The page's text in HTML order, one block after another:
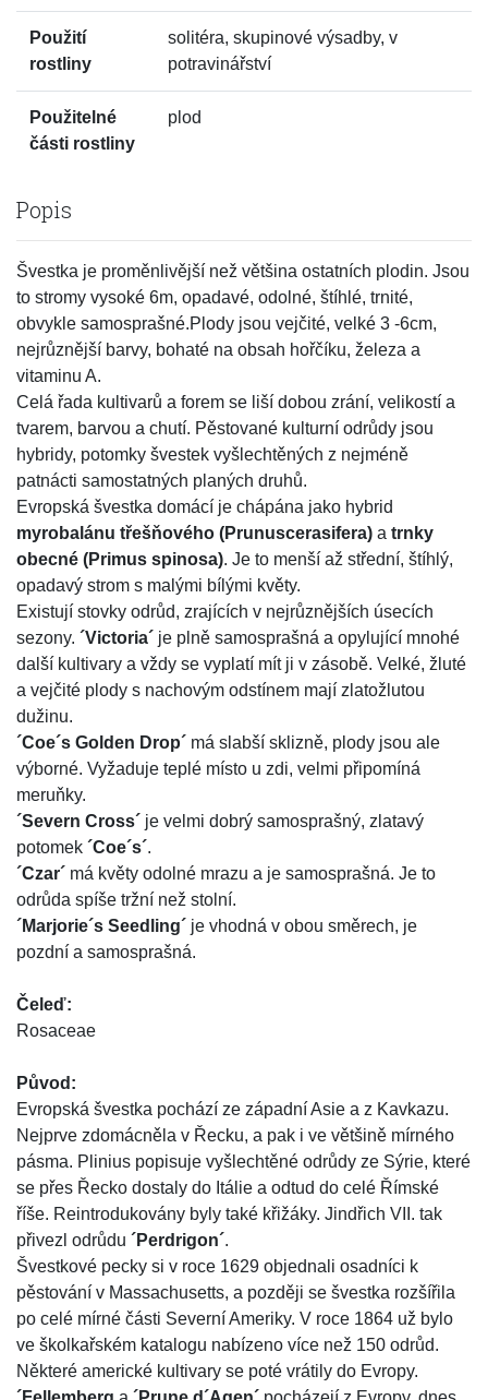
Použití
rostliny
solitéra, skupinové výsadby, v
potravinářství
Použitelné
části rostliny
plod
Popis
Švestka je proměnlivější než většina ostatních plodin. Jsou
to stromy vysoké 6m, opadavé, odolné, štíhlé, trnité,
obvykle samosprašné.Plody jsou vejčité, velké 3 -6cm,
nejrůznější barvy, bohaté na obsah hořčíku, železa a
vitaminu A.
Celá řada kultivarů a forem se liší dobou zrání, velikostí a
tvarem, barvou a chutí. Pěstované kulturní odrůdy jsou
hybridy, potomky švestek vyšlechtěných z nejméně
patnácti samostatných planých druhů.
Evropská švestka domácí je chápána jako hybrid
myrobalánu třešňového (Prunuscerasifera) a trnky
obecné (Primus spinosa). Je to menší až střední, štíhlý,
opadavý strom s malými bílými květy.
Existují stovky odrůd, zrajících v nejrůznějších úsecích
sezony. ´Victoria´ je plně samosprašná a opylující mnohé
další kultivary a vždy se vyplatí mít ji v zásobě. Velké, žluté
a vejčité plody s nachovým odstínem mají zlatožlutou
dužinu.
´Coe´s Golden Drop´ má slabší sklizně, plody jsou ale
výborné. Vyžaduje teplé místo u zdi, velmi připomíná
meruňky.
´Severn Cross´ je velmi dobrý samosprašný, zlatavý
potomek ´Coe´s´.
´Czar´ má květy odolné mrazu a je samosprašná. Je to
odrůda spíše tržní než stolní.
´Marjorie´s Seedling´ je vhodná v obou směrech, je
pozdní a samosprašná.
Čeleď:
Rosaceae
Původ:
Evropská švestka pochází ze západní Asie a z Kavkazu.
Nejprve zdomácněla v Řecku, a pak i ve většině mírného
pásma. Plinius popisuje vyšlechtěné odrůdy ze Sýrie, které
se přes Řecko dostaly do Itálie a odtud do celé Římské
říše. Reintrodukovány byly také křižáky. Jindřich VII. tak
přivezl odrůdu ´Perdrigon´.
Švestkové pecky si v roce 1629 objednali osadníci k
pěstování v Massachusetts, a později se švestka rozšířila
po celé mírné části Severní Ameriky. V roce 1864 už bylo
ve školkařském katalogu nabízeno více než 150 odrůd.
Některé americké kultivary se poté vrátily do Evropy.